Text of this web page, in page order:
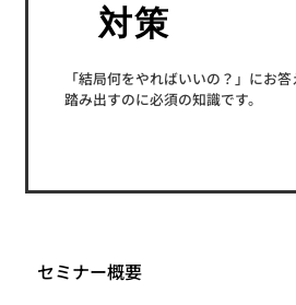
対策
「結局何をやればいいの？」にお
踏み出すのに必須の知識です。
セミナー概要